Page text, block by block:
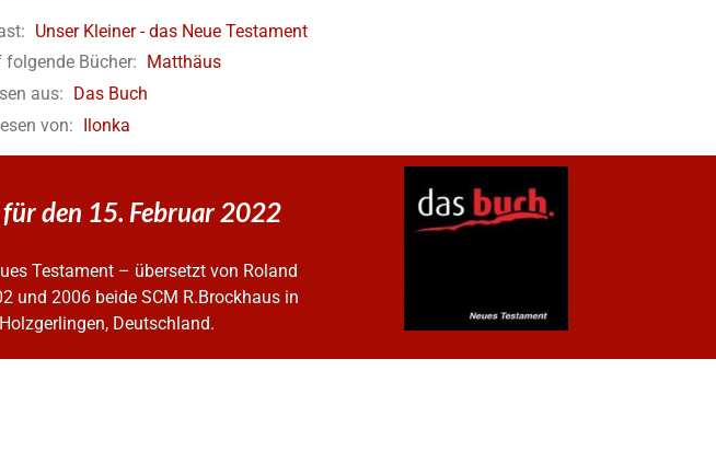
Unser Kleiner - das Neue Testament
folgende Bücher:
Matthäus
aus:
Das Buch
von: Ilonka
für den 15. Februar 2022
Testament – übersetzt von Roland
und 2006 beide SCM R.Brockhaus in
Deutschland.